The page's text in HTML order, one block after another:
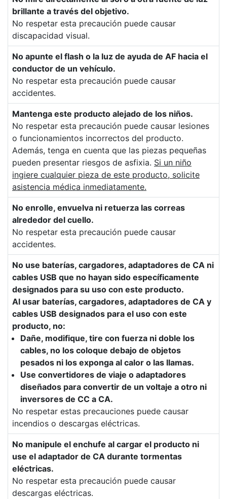
brillante a través del objetivo.
No respetar esta precaución puede causar
discapacidad visual.
No apunte el flash o la luz de ayuda de AF hacia el
conductor de un vehículo.
No respetar esta precaución puede causar
accidentes.
Mantenga este producto alejado de los niños.
No respetar esta precaución puede causar lesiones
o funcionamientos incorrectos del producto.
Además, tenga en cuenta que las piezas pequeñas
pueden presentar riesgos de asfixia. Si un niño
ingiere cualquier pieza de este producto, solicite
asistencia médica inmediatamente.
No enrolle, envuelva ni retuerza las correas
alrededor del cuello.
No respetar esta precaución puede causar
accidentes.
No use baterías, cargadores, adaptadores de CA ni
cables USB que no hayan sido específicamente
designados para su uso con este producto.
Al usar baterías, cargadores, adaptadores de CA y
cables USB designados para el uso con este
producto, no:
Dañe, modifique, tire con fuerza ni doble los
cables, no los coloque debajo de objetos
pesados ni los exponga al calor o las llamas.
Use convertidores de viaje o adaptadores
diseñados para convertir de un voltaje a otro ni
inversores de CC a CA.
No respetar estas precauciones puede causar
incendios o descargas eléctricas.
No manipule el enchufe al cargar el producto ni
use el adaptador de CA durante tormentas
eléctricas.
No respetar esta precaución puede causar
descargas eléctricas.